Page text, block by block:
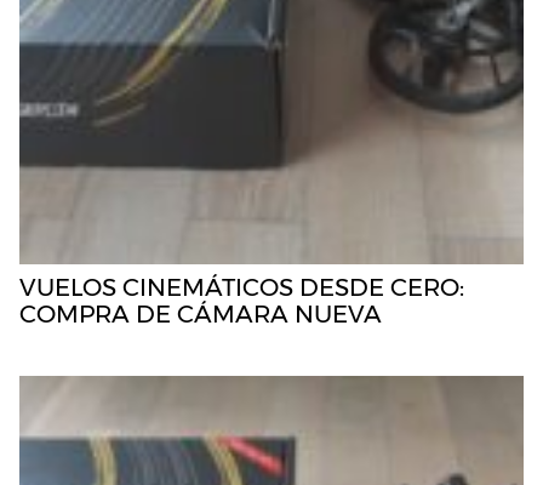
VUELOS CINEMÁTICOS DESDE CERO:
COMPRA DE CÁMARA NUEVA